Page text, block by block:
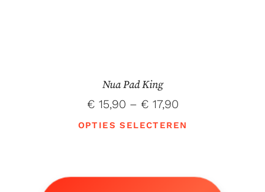
Nua Pad King
€ 15,90 – € 17,90
OPTIES SELECTEREN